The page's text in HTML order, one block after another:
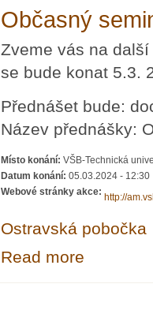
Občasný
Zveme vás na
se bude konat 5.3.
Přednášet bude:
Název přednášky:
Místo konání: VŠB-Technická
Datum konání: 05.03.2024 - 12:30
Webové stránky akce:
http://
Ostravská pobočka
Read more